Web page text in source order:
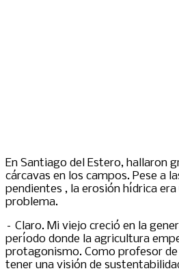
En Santiago del Estero, hallaron
cárcavas en los campos. Pese a
pendientes , la erosión hídrica era
problema.
– Claro. Mi viejo creció en la
período donde la agricultura
protagonismo. Como profesor de
tener una visión de